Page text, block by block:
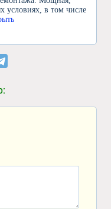
условиях, в том числе